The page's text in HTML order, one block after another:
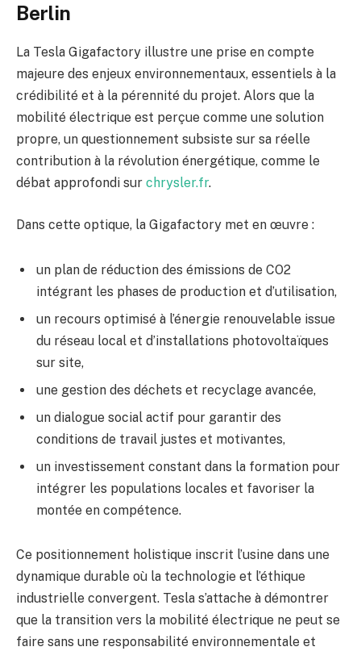
Berlin
La Tesla Gigafactory illustre une prise en compte
majeure des enjeux environnementaux, essentiels à la
crédibilité et à la pérennité du projet. Alors que la
mobilité électrique est perçue comme une solution
propre, un questionnement subsiste sur sa réelle
contribution à la révolution énergétique, comme le
débat approfondi sur chrysler.fr.
Dans cette optique, la Gigafactory met en œuvre :
un plan de réduction des émissions de CO2
intégrant les phases de production et d’utilisation,
un recours optimisé à l’énergie renouvelable issue
du réseau local et d’installations photovoltaïques
sur site,
une gestion des déchets et recyclage avancée,
un dialogue social actif pour garantir des
conditions de travail justes et motivantes,
un investissement constant dans la formation pour
intégrer les populations locales et favoriser la
montée en compétence.
Ce positionnement holistique inscrit l’usine dans une
dynamique durable où la technologie et l’éthique
industrielle convergent. Tesla s’attache à démontrer
que la transition vers la mobilité électrique ne peut se
faire sans une responsabilité environnementale et